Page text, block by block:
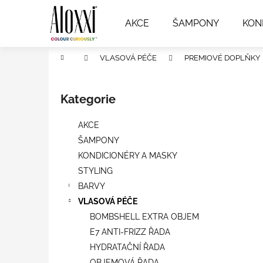
AKCE ŠAMPONY
Domů VLASOVÁ PÉČE PREMIOVÉ DOPLŇKY
Přeskočit
kategorie
Kategorie
AKCE
ŠAMPONY
KONDICIONÉRY A MASKY
STYLING
BARVY
VLASOVÁ PÉČE
BOMBSHELL EXTRA OBJEM
E7 ANTI-FRIZZ ŘADA
HYDRATAČNÍ ŘADA
Zpět
Zpět